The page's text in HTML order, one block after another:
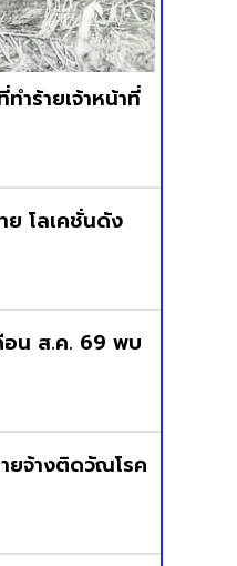
ำร้ายเจ้าหน้าที่
ย โลเคชั่นดัง
อน ส.ค. 69 พบ
ยจ้างติดวัณโรค